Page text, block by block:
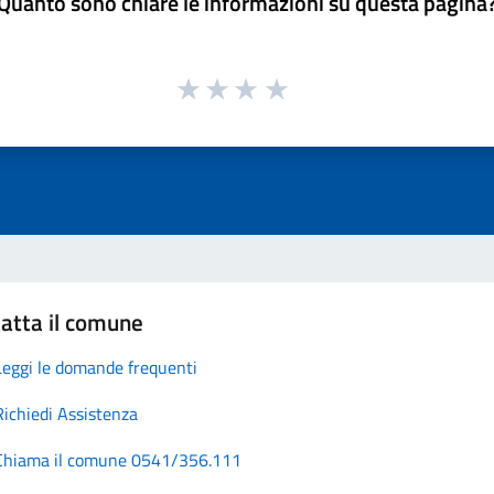
il comune
le domande frequenti
Assistenza
il comune 0541/356.111